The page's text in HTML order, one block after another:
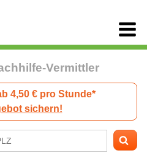
Vermittler
4,50 € pro Stunde*
sichern!